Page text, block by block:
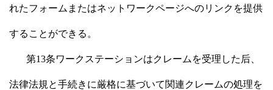
れたフォームまたはネットワークページへのリンクを提供
することができる。
第13条ワークステーションはクレームを受理した后、
法律法規と手続きに厳格に基づいて関連クレームの処理を